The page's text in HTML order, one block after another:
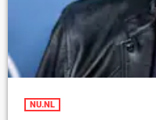
NU.NL